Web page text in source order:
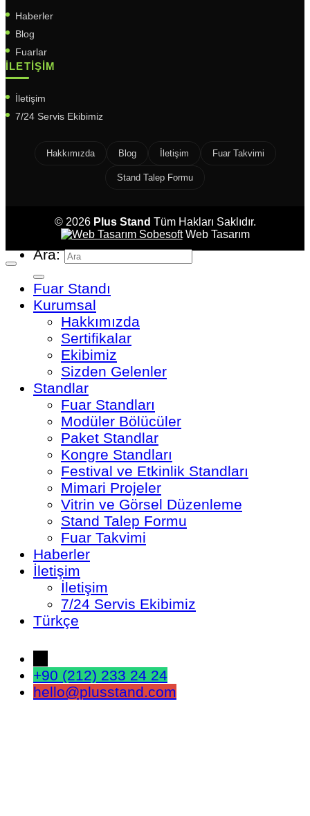
Haberler
Blog
Fuarlar
İLETIŞIM
İletişim
7/24 Servis Ekibimiz
Hakkımızda Blog İletişim Fuar Takvimi
Stand Talep Formu
© 2026 Plus Stand Tüm Hakları Saklıdır.
SobesoftWeb Tasarım
Ara:
Fuar Standı
Kurumsal
Hakkımızda
Sertifikalar
Ekibimiz
Sizden Gelenler
Standlar
Fuar Standları
Modüler Bölücüler
Paket Standlar
Kongre Standları
Festival ve Etkinlik Standları
Mimari Projeler
Vitrin ve Görsel Düzenleme
Stand Talep Formu
Fuar Takvimi
Haberler
İletişim
İletişim
7/24 Servis Ekibimiz
Türkçe
+90 (212) 233 24 24
hello@plusstand.com